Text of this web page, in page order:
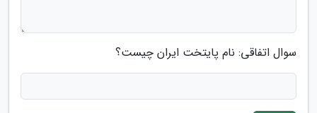
سوال اتفاقی: نام پایتخت ایران چیست؟